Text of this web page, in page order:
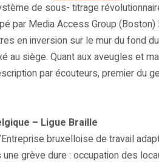
de sous- titrage
par Media Access Group
en inversion sur le mur du fond
au siège. Quant aux aveugles et
par écouteurs, premier du
– Ligue Braille
bruxelloise de travail
grève dure : occupation des